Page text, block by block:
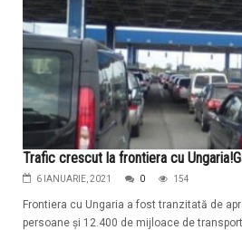
Trafic crescut la frontiera cu
6 IANUARIE, 2021 0 154
Frontiera cu Ungaria a fost tranzitată de
persoane şi 12.400 de mijloace de